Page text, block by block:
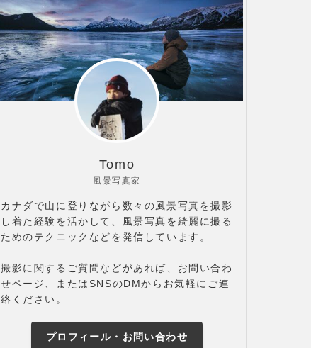
Tomo
風景写真家
カナダで山に登りながら数々の風景写真を撮影
し着た経験を活かして、風景写真を綺麗に撮る
ためのテクニックなどを発信しています。
撮影に関するご質問などがあれば、お問い合わ
せページ、またはSNSのDMからお気軽にご連
絡ください。
プロフィール・お問い合わせ